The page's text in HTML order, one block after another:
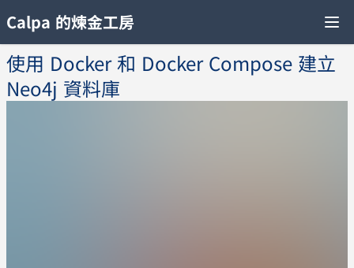
Calpa 的煉金工房
使用 Docker 和 Docker Compose 建立
Neo4j 資料庫